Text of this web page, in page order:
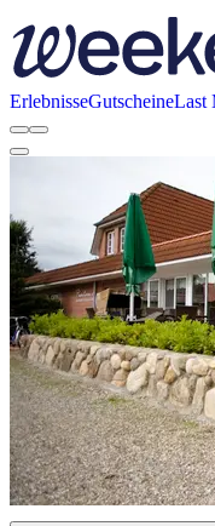
ErlebnisseGutscheineLast